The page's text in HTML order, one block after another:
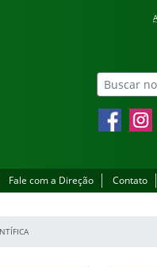
Facebook
Fale com a Direção Contato